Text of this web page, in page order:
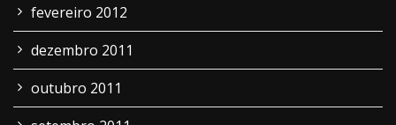
fevereiro 2012
dezembro 2011
outubro 2011